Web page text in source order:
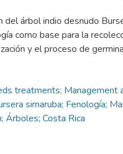
árbol indio desnudo
como base para la
y el proceso de
treatments; Management
simaruba; Fenología;
Árboles; Costa Rica